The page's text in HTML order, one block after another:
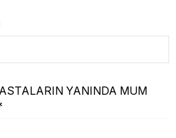
YANINDA MUM